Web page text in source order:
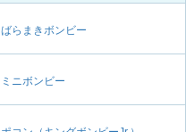
ばらまきボンビー
ミニボンビー